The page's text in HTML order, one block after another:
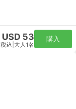
USD 53
税込 大人1名
購入